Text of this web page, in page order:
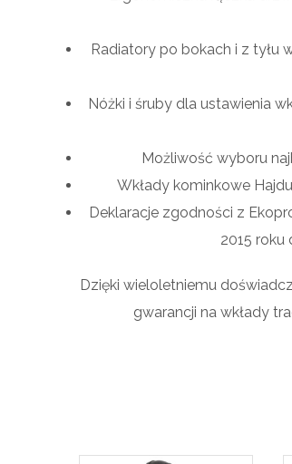
Radiatory po bokach i z tyłu
Nóżki i śruby dla ustawienia
Możliwość wyboru
Wkłady kominkowe
Deklaracje zgodności z
2015 roku
Dzięki wieloletniemu
gwarancji na wkłady